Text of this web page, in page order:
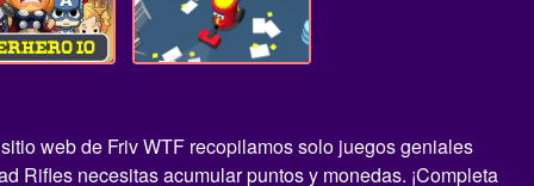
web de Friv WTF recopilamos solo juegos geniales
Rifles necesitas acumular puntos y monedas. ¡Completa